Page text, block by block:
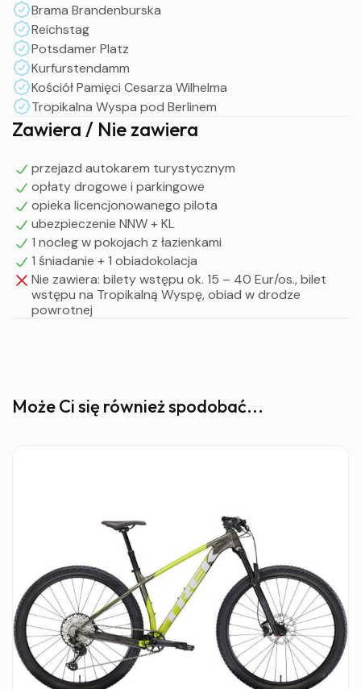
Śniadanie
Przejazd na Tropikalną Wyspę pod Berlinem
Całodzienny pobyt w fascynującej krainie tropików z
prawdziwą plażą nad wodą, lasem tropikalnym oraz
oryginalnymi budowlami z krajów ze strefy
międzyzwrotnikowej, gdzie kulisy jedynego w swoim
rodzaju tropikalnego kompleksu wellness zapewnią
W godzinach popołudniowych wyjazd w drogę powrotną
do Polski
Przyjazd na miejsce zbiórki w godzinach nocnych
UWAGA !
Powyższy program jest ramowy i może ulegać zmianom
w zależności od potrzeb grupy.
Brama Brandenburska
Reichstag
Potsdamer Platz
Kurfurstendamm
Kościół Pamięci Cesarza Wilhelma
Tropikalna Wyspa pod Berlinem
Zawiera / Nie zawiera
przejazd autokarem turystycznym
opłaty drogowe i parkingowe
opieka licencjonowanego pilota
ubezpieczenie NNW + KL
1 nocleg w pokojach z łazienkami
1 śniadanie + 1 obiadokolacja
Nie zawiera: bilety wstępu ok. 15 – 40 Eur/os., bilet
wstępu na Tropikalną Wyspę, obiad w drodze
powrotnej
Może Ci się również spodobać...